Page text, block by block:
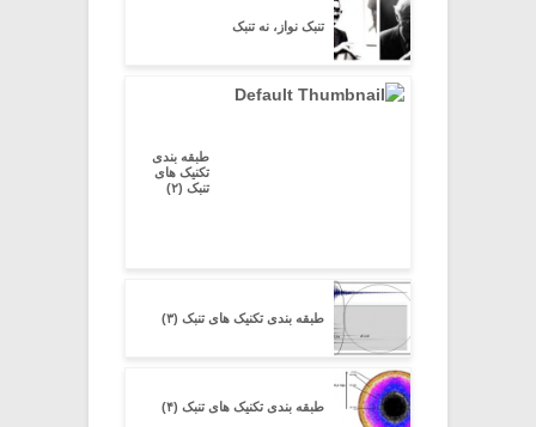
تنبک نواز، نه تنبک
طبقه بندی
تکنیک های
تنبک (۲)
طبقه بندی تکنیک های تنبک (۳)
طبقه بندی تکنیک های تنبک (۴)